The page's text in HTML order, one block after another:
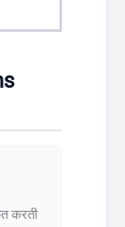
करती